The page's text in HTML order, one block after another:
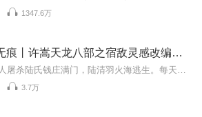
1347.6万
樱落了无痕丨许嵩天龙八部之宿敌灵感改编武侠小说丨
3.7万